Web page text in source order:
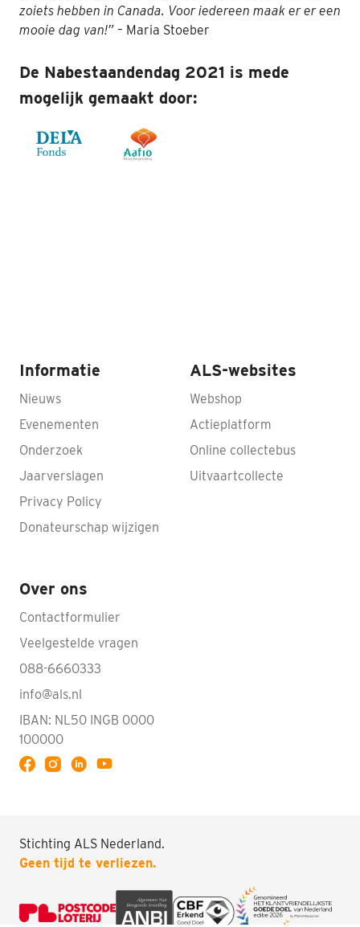
Zoeken
zoiets hebben in Canada. Voor iedereen maak er er een
mooie dag van!” – Maria Stoeber
De Nabestaandendag 2021 is mede
mogelijk gemaakt door:
Informatie
Nieuws
Evenementen
Onderzoek
Jaarverslagen
Privacy Policy
Donateurschap wijzigen
ALS-websites
Webshop
Actieplatform
Online collectebus
Uitvaartcollecte
Over ons
Contactformulier
Veelgestelde vragen
088-6660333
info@als.nl
IBAN: NL50 INGB 0000
100000
Stichting ALS Nederland.
Geen tijd te verliezen.